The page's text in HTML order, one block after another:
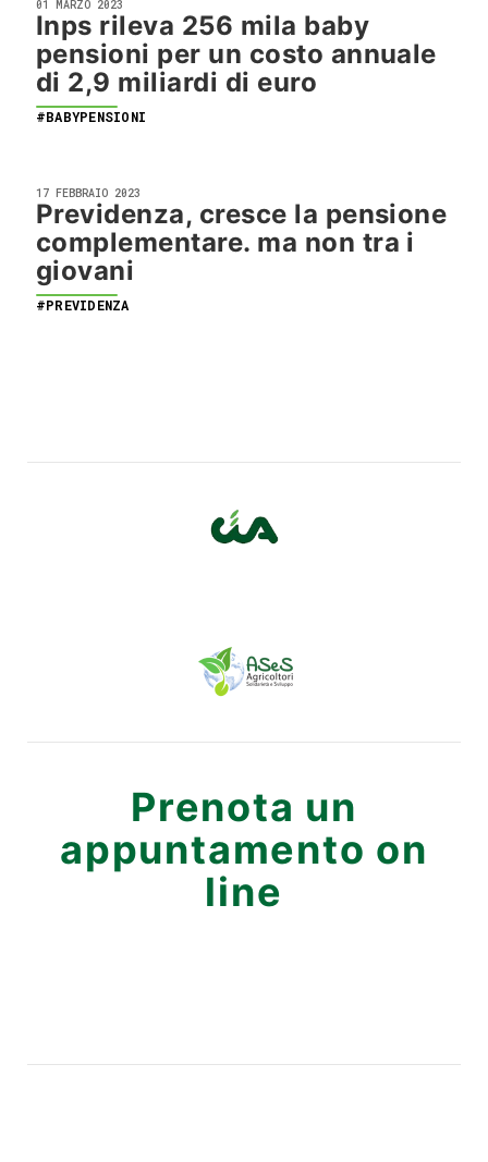
01 MARZO 2023
Inps rileva 256 mila baby
pensioni per un costo annuale
di 2,9 miliardi di euro
#BABYPENSIONI
17 FEBBRAIO 2023
Previdenza, cresce la pensione
complementare. ma non tra i
giovani
#PREVIDENZA
Prenota un
appuntamento on
line